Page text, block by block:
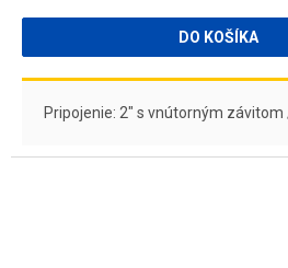
DO KOŠÍKA
Pripojenie: 2" s vnútorným závitom